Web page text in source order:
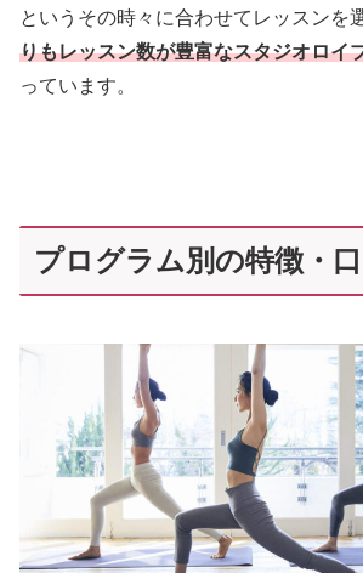
というその時々に合わせてレッスンを
りもレッスン数が豊富なスタジオロイ
っています。
プログラム別の特徴・口